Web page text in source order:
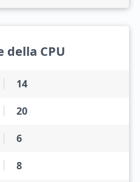
della CPU
14
20
6
8